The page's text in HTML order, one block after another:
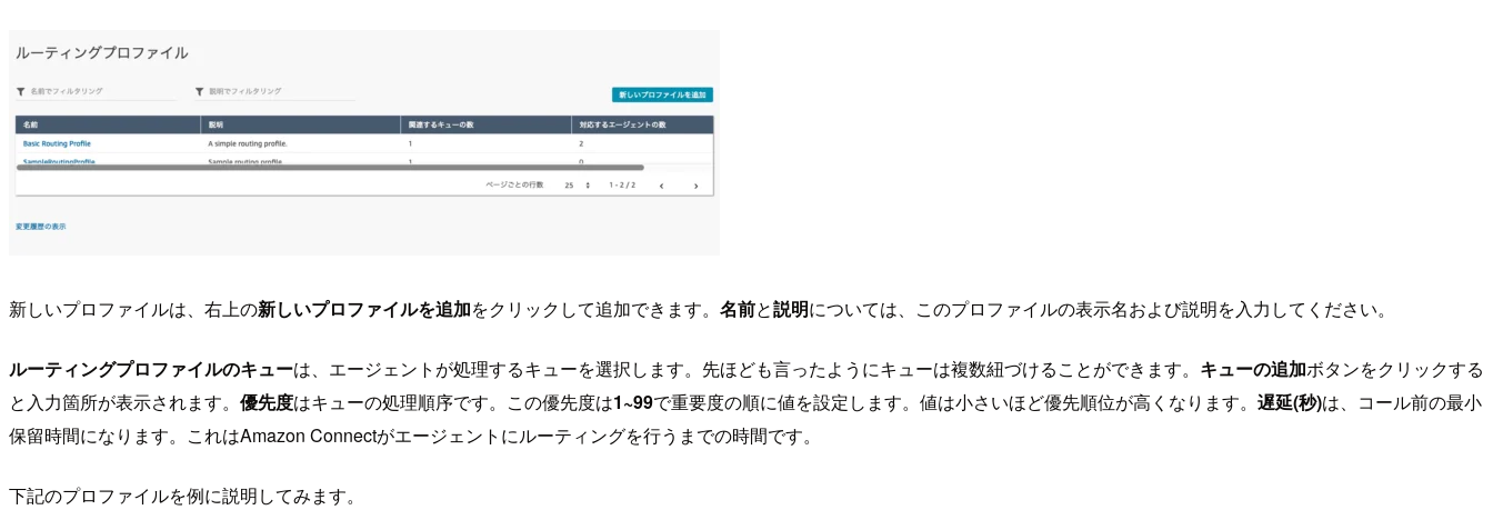
新しいプロファイルは、右上の新しいプロファイルを追加をクリックして追加できます。 名前と説明については、このプロファイルの表示名および説明を入力してください。
ルーティングプロファイルのキューは、エージェントが処理するキューを選択します。先ほども言ったようにキューは複数紐づけることができます。 キューの追加ボタンをクリックする
と入力箇所が表示されます。 優先度はキューの処理順序です。この優先度は1~99で重要度の順に値を設定します。値は小さいほど優先順位が高くなります。 遅延(秒)は、コール前の最小
保留時間になります。これはAmazon Connectがエージェントにルーティングを行うまでの時間です。
下記のプロファイルを例に説明してみます。